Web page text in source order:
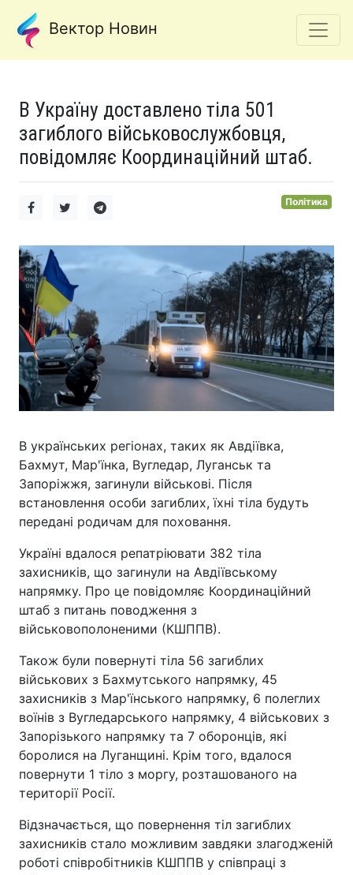
Вектор Новин
В Україну доставлено тіла 501
загиблого військовослужбовця,
повідомляє Координаційний штаб.
Політика
В українських регіонах, таких як Авдіївка,
Бахмут, Мар'їнка, Вугледар, Луганськ та
Запоріжжя, загинули військові. Після
встановлення особи загиблих, їхні тіла будуть
передані родичам для поховання.
Україні вдалося репатріювати 382 тіла
захисників, що загинули на Авдіївському
напрямку. Про це повідомляє Координаційний
штаб з питань поводження з
військовополоненими (КШППВ).
Також були повернуті тіла 56 загиблих
військових з Бахмутського напрямку, 45
захисників з Мар'їнського напрямку, 6 полеглих
воїнів з Вугледарського напрямку, 4 військових з
Запорізького напрямку та 7 оборонців, які
боролися на Луганщині. Крім того, вдалося
повернути 1 тіло з моргу, розташованого на
території Росії.
Відзначається, що повернення тіл загиблих
захисників стало можливим завдяки злагодженій
роботі співробітників КШППВ у співпраці з